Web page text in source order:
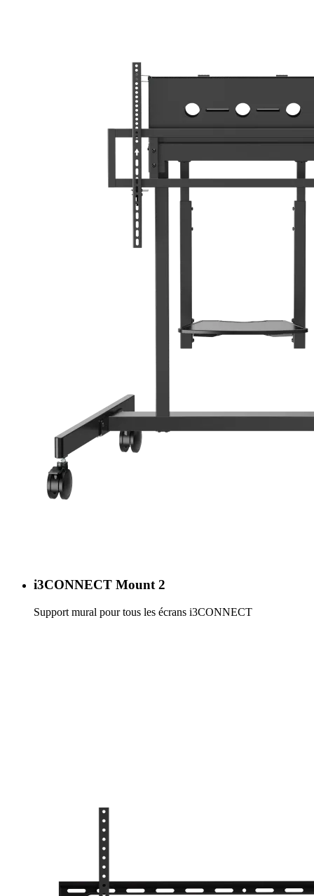
i3CONNECT Mount 2
Support mural pour tous les écrans i3CONNECT